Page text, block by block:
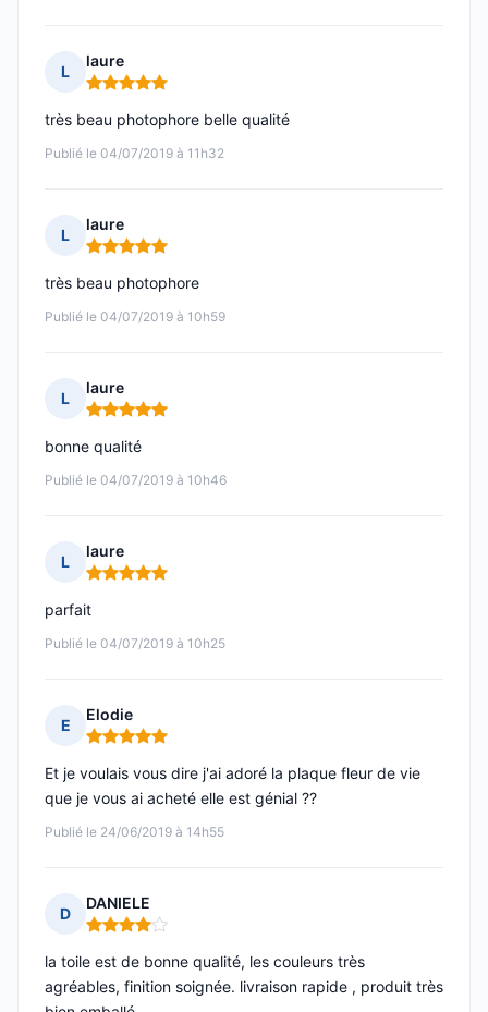
L
laure
Note : 5 sur 5
Publié le 04/07/2019 à 11h32
très beau photophore belle qualité
L
laure
Note : 5 sur 5
Publié le 04/07/2019 à 10h59
très beau photophore
L
laure
Note : 5 sur 5
Publié le 04/07/2019 à 10h46
bonne qualité
L
laure
Note : 5 sur 5
Publié le 04/07/2019 à 10h25
parfait
E
Elodie
Note : 5 sur 5
Publié le 24/06/2019 à 14h55
Et je voulais vous dire j'ai adoré la plaque fleur de vie
que je vous ai acheté elle est génial ??
D
DANIELE
Note : 4 sur 5
la toile est de bonne qualité, les couleurs très
agréables, finition soignée. livraison rapide , produit très